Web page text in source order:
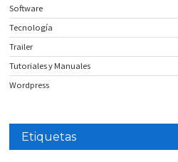
Software
Tecnología
Trailer
Tutoriales y Manuales
Wordpress
Etiquetas